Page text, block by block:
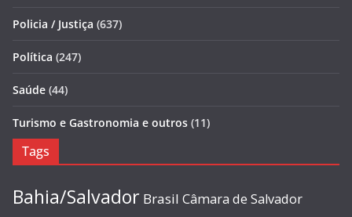
Policia / Justiça (637)
Política (247)
Saúde (44)
Turismo e Gastronomia e outros (11)
Tags
Bahia/Salvador Brasil Câmara de Salvador